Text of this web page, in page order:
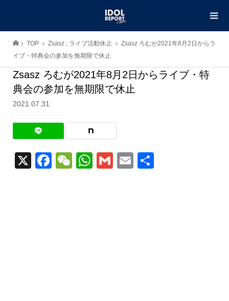
TOP Zsasz , ライブ活動休止
Zsasz ろむが2021年8月2日からラ
イブ・特典会の参加を無期限で休止
Zsasz ろむが2021年8月2日からライブ・特
典会の参加を無期限で休止
2021.07.31
X Facebook
WeChat
WhatsApp
GmailEmail